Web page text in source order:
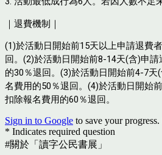
｜退費機制｜
(1)於活動日開始前15天以上申請退費
回。 (2)於活動日開始前8-14天(含)申
的30％退回。 (3)於活動日開始前4-7天
名費用的50％退回。 (4)於活動日開始
扣除報名費用的60％退回。
Sign in to Google to save your progress.
* Indicates required question
#關於 「讀字公民書展」